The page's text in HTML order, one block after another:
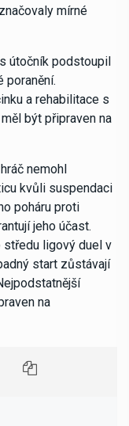
mírné
útočník podstoupil
poranění.
a rehabilitace s
být připraven na
nemohl
kvůli suspendaci
poháru proti
jeho účast.
středu ligový duel v
start zůstávají
na